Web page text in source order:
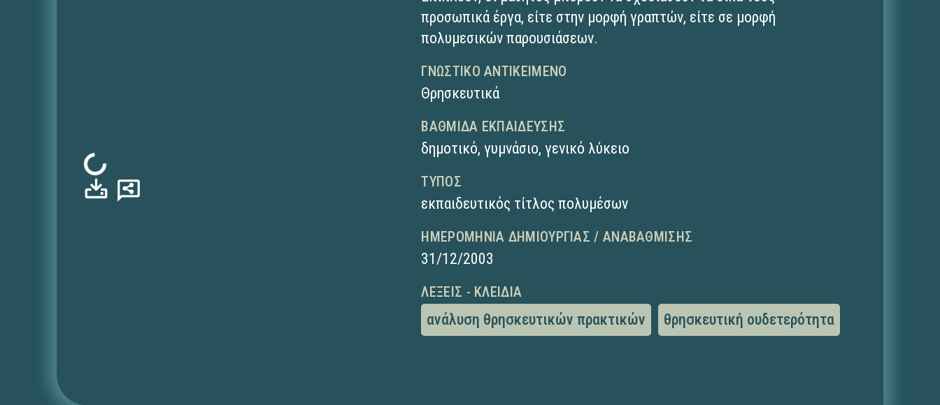
Φόρτωση...
προσωπικά έργα, είτε στην μορφή γραπτών, είτε σε μορφή
πολυμεσικών παρουσιάσεων.
ΓΝΩΣΤΙΚΌ ΑΝΤΙΚΕΊΜΕΝΟ
Θρησκευτικά
ΒΑΘΜΊΔΑ ΕΚΠΑΊΔΕΥΣΗΣ
δημοτικό,γυμνάσιο,γενικό λύκειο
ΤΎΠΟΣ
εκπαιδευτικός τίτλος πολυμέσων
ΗΜΕΡΟΜΗΝΊΑ ΔΗΜΙΟΥΡΓΊΑΣ / ΑΝΑΒΆΘΜΙΣΗΣ
31/12/2003
ΛΈΞΕΙΣ - ΚΛΕΙΔΙΆ
ανάλυση θρησκευτικών πρακτικών θρησκευτική ουδετερότητα